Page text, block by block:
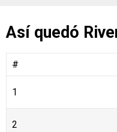
Así quedó
#
1
2